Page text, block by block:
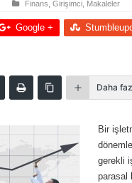
Finans Girişimci Makaleler
Google +
Daha
Bir
gerekli
parasal